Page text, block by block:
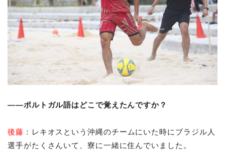
――ポルトガル語はどこで覚えたんですか？
後藤 ：レキオスという沖縄のチームにいた時にブラジル人
選手がたくさんいて、寮に一緒に住んでいました。